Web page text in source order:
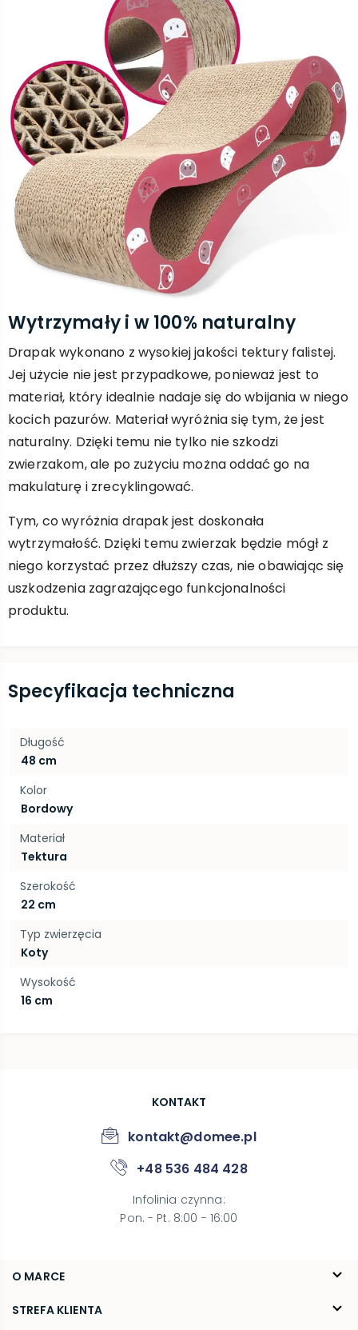
Wytrzymały i w 100% naturalny
Drapak wykonano z wysokiej jakości tektury falistej.
Jej użycie nie jest przypadkowe, ponieważ jest to
materiał, który idealnie nadaje się do wbijania w niego
kocich pazurów. Materiał wyróżnia się tym, że jest
naturalny. Dzięki temu nie tylko nie szkodzi
zwierzakom, ale po zużyciu można oddać go na
makulaturę i zrecyklingować.
Tym, co wyróżnia drapak jest doskonała
wytrzymałość. Dzięki temu zwierzak będzie mógł z
niego korzystać przez dłuższy czas, nie obawiając się
uszkodzenia zagrażającego funkcjonalności
produktu.
Specyfikacja techniczna
Długość
48 cm
Kolor
Bordowy
Materiał
Tektura
Szerokość
22 cm
Typ zwierzęcia
Koty
Wysokość
16 cm
O MARCE
O nas
STREFA KLIENTA
KONTAKT
kontakt@domee.pl
+48 536 484 428
Infolinia czynna:
Pon. - Pt. 8:00 - 16:00